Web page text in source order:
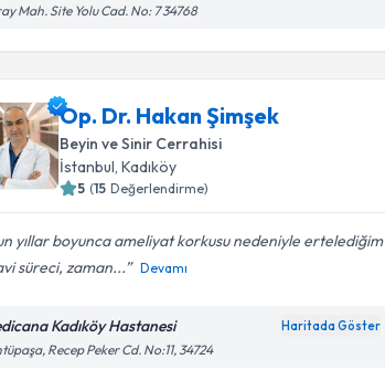
Mah. Site Yolu Cad. No: 7 34768
Op. Dr. Hakan Şimşek
Beyin ve Sinir Cerrahisi
İstanbul , Kadıköy
5 (15 Değerlendirme)
yıllar boyunca ameliyat korkusu nedeniyle ertelediğim
süreci, zaman...
Devamı
Kadıköy Hastanesi Haritada Göster
Recep Peker Cd. No:11, 34724